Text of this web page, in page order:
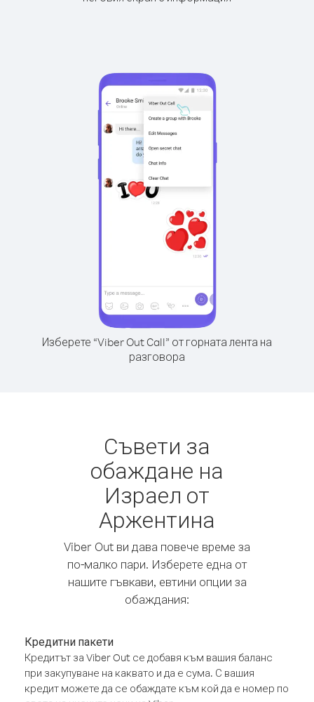
Изберете “Viber Out Call” от горната лента на
разговора
Съвети за
обаждане на
Израел от
Аржентина
Viber Out ви дава повече време за
по-малко пари. Изберете една от
нашите гъвкави, евтини опции за
обаждания:
Кредитни пакети
Кредитът за Viber Out се добавя към вашия баланс
при закупуване на каквато и да е сума. С вашия
кредит можете да се обаждате към кой да е номер по